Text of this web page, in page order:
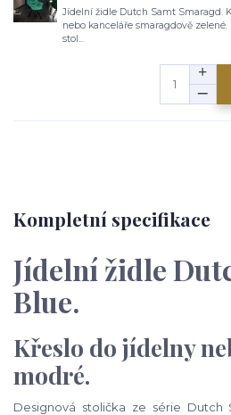
Jídelní židle Dutch Samt Smaragd.
nebo kanceláře smaragdově zelené.
stol...
Kompletní specifikace
Jídelní židle
Blue.
Křeslo do jídelny
modré.
Designová stolička ze série